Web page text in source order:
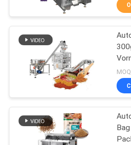
NEEM
CONTACT
ONS
OP
de lineaire
van de